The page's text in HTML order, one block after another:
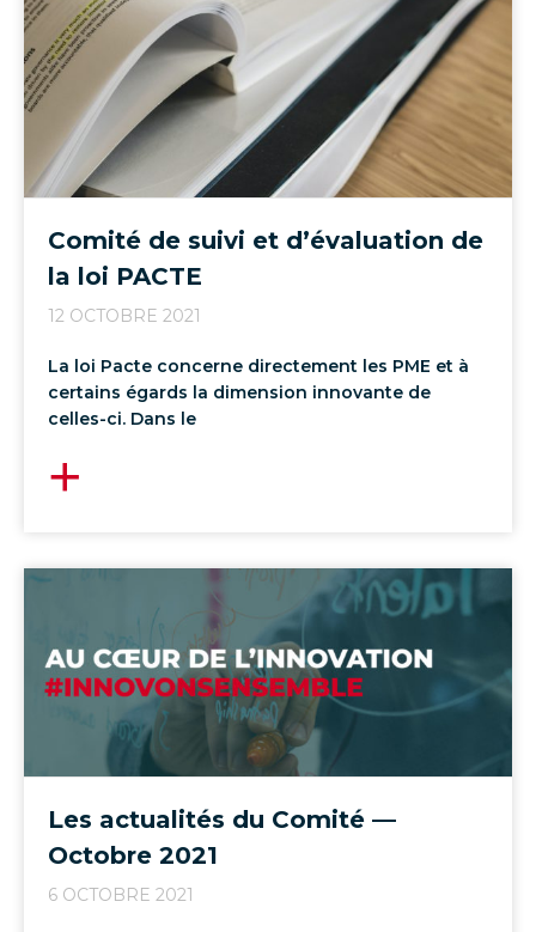
Comité de suivi et d’évaluation de
la loi PACTE
12 OCTOBRE 2021
La loi Pacte concerne directement les PME et à
certains égards la dimension innovante de
celles-ci. Dans le
Les actualités du Comité —
Octobre 2021
6 OCTOBRE 2021